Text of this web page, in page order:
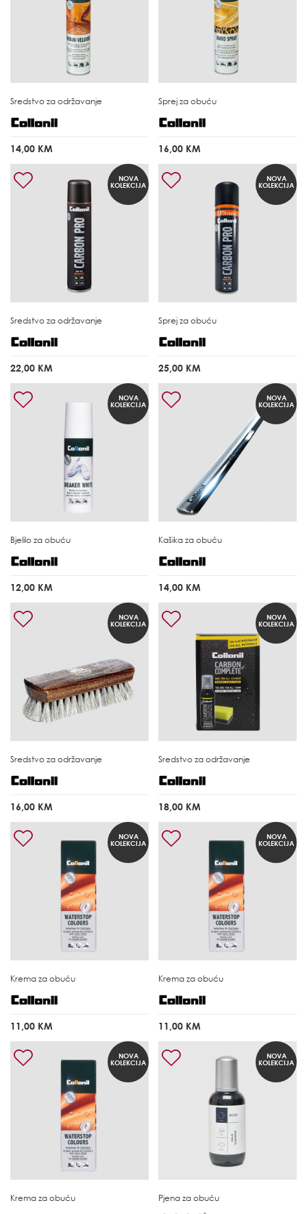
Sredstvo za održavanje
14,00 KM
Sprej za obuću
16,00 KM
NOVA
KOLEKCIJA
Sredstvo za održavanje
22,00 KM
NOVA
KOLEKCIJA
Sprej za obuću
25,00 KM
NOVA
KOLEKCIJA
Bjelilo za obuću
12,00 KM
NOVA
KOLEKCIJA
Kašika za obuću
14,00 KM
NOVA
KOLEKCIJA
Sredstvo za održavanje
16,00 KM
NOVA
KOLEKCIJA
Sredstvo za održavanje
18,00 KM
NOVA
KOLEKCIJA
Krema za obuću
11,00 KM
NOVA
KOLEKCIJA
Krema za obuću
11,00 KM
NOVA
KOLEKCIJA
Krema za obuću
NOVA
KOLEKCIJA
Pjena za obuću